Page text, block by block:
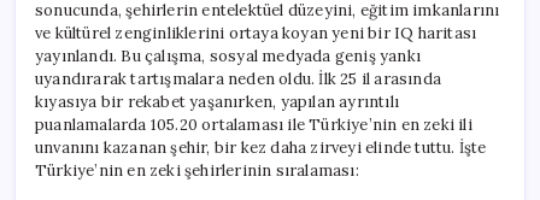
Zirvede
Değişiklik
Yok
sonucunda, şehirlerin entelektüel düzeyini, eğitim imkanlarını
ve kültürel zenginliklerini ortaya koyan yeni bir IQ haritası
yayınlandı. Bu çalışma, sosyal medyada geniş yankı
uyandırarak tartışmalara neden oldu. İlk 25 il arasında
kıyasıya bir rekabet yaşanırken, yapılan ayrıntılı
puanlamalarda 105.20 ortalaması ile Türkiye’nin en zeki ili
unvanını kazanan şehir, bir kez daha zirveyi elinde tuttu. İşte
Türkiye’nin en zeki şehirlerinin sıralaması: